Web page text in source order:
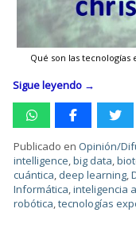
Qué son las tecnologías
Sigue leyendo →
Publicado en Opinión/
intelligence,big data,
cuántica, deep learning,
Informática,inteligencia
robótica,tecnologías